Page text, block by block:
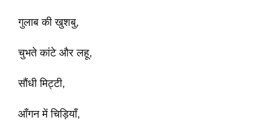
गुलाब की खुशबु,
चुभते कांटे और लहू,
सौंधी मिट्टी,
आँगन में चिड़ियाँ,